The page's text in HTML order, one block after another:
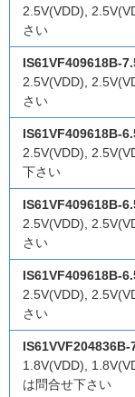
2.5V(VDD),
さい
IS61VF409618B-
2.5V(VDD),
さい
IS61VF409618B-
2.5V(VDD),
下さい
IS61VF409618B-
2.5V(VDD),
さい
IS61VF409618B-
2.5V(VDD),
さい
IS61VVF204836B-
1.8V(VDD),
は問合せ下さい